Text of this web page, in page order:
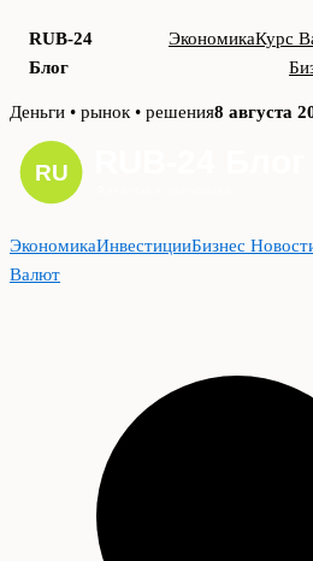
RUB-24
Блог
ЭкономикаКурс
Skip
content
Деньги • рынок • решения8 августа
ЭкономикаИнвестицииБизнес
Валют